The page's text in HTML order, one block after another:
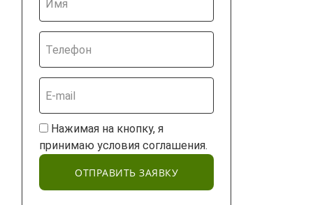
Нажимая на кнопку, я
принимаю условия соглашения.
ОТПРАВИТЬ ЗАЯВКУ